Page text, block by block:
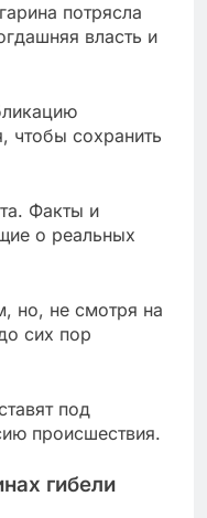
потрясла
власть и
чтобы сохранить
Факты и
о реальных
но, не смотря на
сих пор
под
происшествия.
гибели